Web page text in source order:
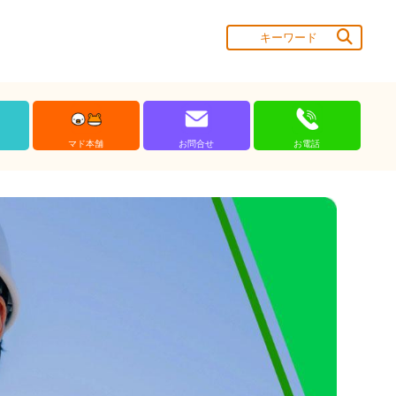
マド本舗 お問合せ お電話